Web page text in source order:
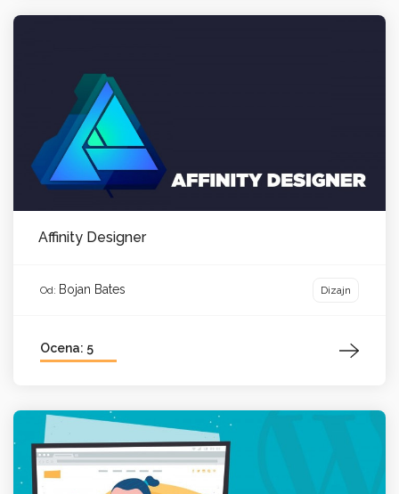
Affinity Designer
Od: Bojan Bates Dizajn
Ocena: 5